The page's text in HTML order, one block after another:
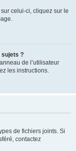
celui-ci, cliquez sur le
sujets ?
de l’utilisateur
les instructions.
de fichiers joints. Si
contactez